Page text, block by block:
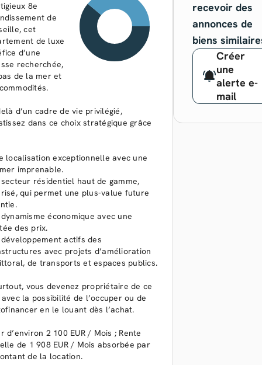
8e
de
cet
de luxe
d’une
recherchée,
de la mer et
d’un cadre de vie privilégié,
dans ce choix stratégique grâce
localisation exceptionnelle avec une
imprenable.
résidentiel haut de gamme,
qui permet une plus-value future
économique avec une
des prix.
actifs des
avec projets d’amélioration
de transports et espaces publics.
vous devenez propriétaire de ce
la possibilité de l’occuper ou de
en le louant dès l’achat.
d’environ 2 100 EUR / Mois ; Rente
de 1 908 EUR / Mois absorbée par
de la location.
recevoir des
annonces de
biens
Créer
une
alerte e-
mail